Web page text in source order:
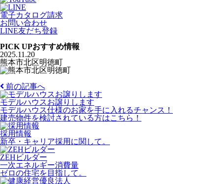
電子カタログ請求
お問い合わせ
LINE友だち登録
PICK UPおすすめ情報
2025.11.20
熊本市北区明徳町
前の記事へ
モデルハウスお譲りします
モデルハウス仕様のお家を手に入れるチャンス！
建売物件を検討されている方はこちら！
採用情報
新卒・キャリア採用に関して。
ZEHビルダー
一次エネルギー消費量
ゼロの住宅を目指して。